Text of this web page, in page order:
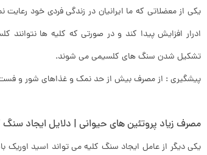
یکی از معضلاتی که ما ایرانیان در زندگی فردی خود
ادرار افزایش پیدا کند و در صورتی که کلیه ها نتوانند
تشکیل شدن سنگ های کلسیمی می شوند.
پیشگیری : از مصرف بیش از حد نمک و غذاهای شور و
مصرف زیاد پروتئین های حیوانی | دلایل ایجاد سنگ
یکی دیگر از عامل ایجاد سنگ کلیه می تواند اسید